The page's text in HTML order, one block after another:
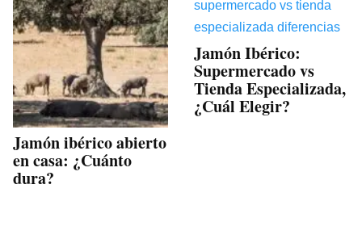
Jamón ibérico abierto
en casa: ¿Cuánto
dura?
Jamón Ibérico:
Supermercado vs
Tienda Especializada,
¿Cuál Elegir?